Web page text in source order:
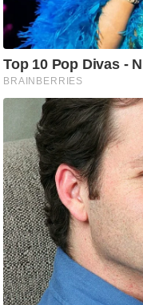
फै
न
घ
लू
नु
स्खे
प
र्य
ट
न
स्थ